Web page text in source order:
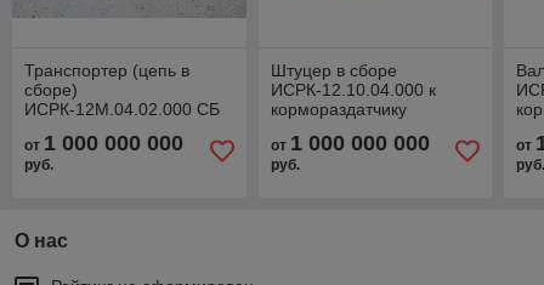
Транспортер (цепь в
сборе)
ИСРК-12М.04.02.000 СБ
кормораздатчику
ИСРК-12Г "Хозяин"
от 1 000 000 000
руб.
Штуцер в сборе
ИСРК-12.10.04.000 к
кормораздатчику
от 1 000 000 000
руб.
от
О нас